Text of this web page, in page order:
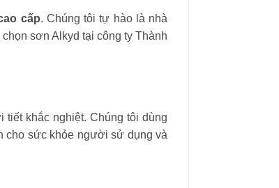
cấp. Chúng tôi tự hào là nhà
sơn Alkyd tại công ty Thành
khắc nghiệt. Chúng tôi dùng
cho sức khỏe người sử dụng và